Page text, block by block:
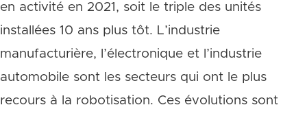
en activité en 2021, soit le triple des unités
installées 10 ans plus tôt. L’industrie
manufacturière, l’électronique et l’industrie
automobile sont les secteurs qui ont le plus
recours à la robotisation. Ces évolutions sont